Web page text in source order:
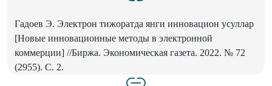
Гадоев Э. Электрон тижоратда янги инновацион усуллар
[Новые инновационные методы в электронной
коммерции] //Биржа. Экономическая газета. 2022. № 72
(2955). С. 2.